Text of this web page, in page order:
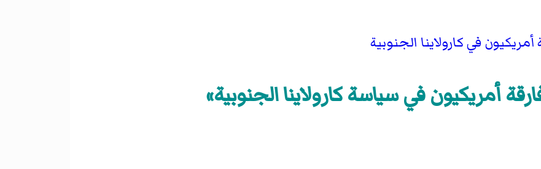
في كارولاينا الجنوبية
أمريكيون في سياسة كارولاينا الجنوبية»